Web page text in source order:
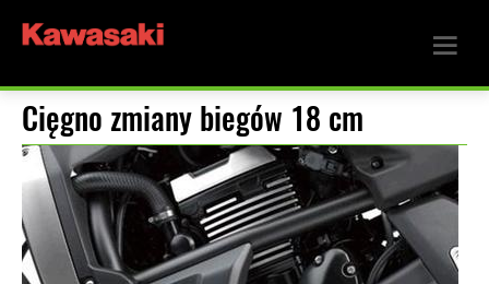
Cięgno zmiany biegów 18 cm